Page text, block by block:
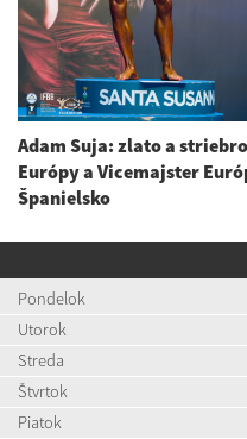
Adam Suja: zlato a
Európy a Vicemajster
Španielsko
Pondelok
Utorok
Streda
Štvrtok
Piatok